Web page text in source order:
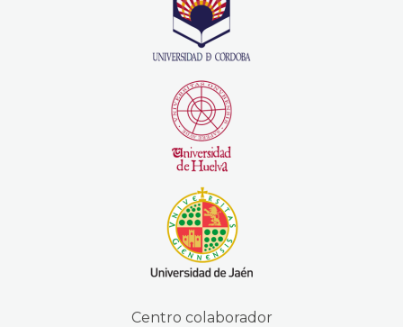
Centro colaborador